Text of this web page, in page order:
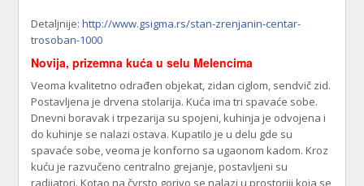
Detaljnije:http://www.gsigma.rs/stan-zrenjanin-centar-
trosoban-1000
Novija, prizemna kuća u selu Melencima
Veoma kvalitetno odrađen objekat, zidan ciglom, sendvič zid.
Postavljena je drvena stolarija. Kuća ima tri spavaće sobe.
Dnevni boravak i trpezarija su spojeni, kuhinja je odvojena i
do kuhinje se nalazi ostava. Kupatilo je u delu gde su
spavaće sobe, veoma je konforno sa ugaonom kadom. Kroz
kuću je razvučeno centralno grejanje, postavljeni su
radijatori. Kotao na čvrsto gorivo se nalazi u prostoriji koja se